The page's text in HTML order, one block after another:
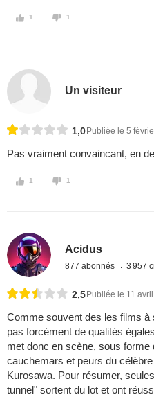
1 1
Un visiteur
1,0 Publiée le 5
Pas vraiment convaincant, en
1 1
Acidus
877 abonnés 3 957
2,5 Publiée le 11
Comme souvent des les films
pas forcément de qualités
met donc en scène, sous
cauchemars et peurs du
Kurosawa. Pour résumer,
tunnel" sortent du lot et ont